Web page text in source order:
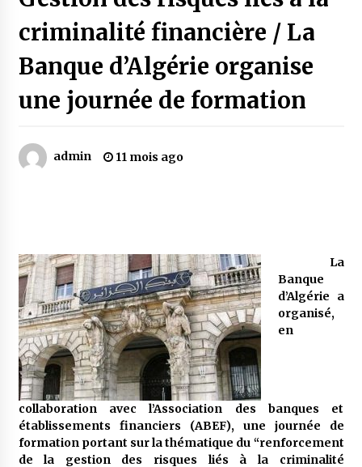
4 ans ago
Oum el Gaïla / L’ogresse du M’zab
4 ans ago
4 ans ago
« Père, tiens-moi, je vais tomber ! »
5 ans ago
Le bouc de l’Au-delà
5 ans ago
Le monstrueux vieillard (Un récit du Sud
algérien)
5 ans ago
criminalité financière / La
Banque d’Algérie organise
une journée de formation
admin 11 mois ago
La
Banque
d’Algérie a
organisé,
en
collaboration avec l’Association des banques et
établissements financiers (ABEF), une journée de
formation portant sur la thématique du “renforcement
de la gestion des risques liés à la criminalité